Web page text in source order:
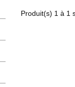
Produit(s) 1 à 1